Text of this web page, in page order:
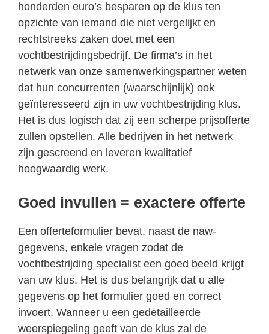
honderden euro’s besparen op de klus ten
opzichte van iemand die niet vergelijkt en
rechtstreeks zaken doet met een
vochtbestrijdingsbedrijf. De firma’s in het
netwerk van onze samenwerkingspartner weten
dat hun concurrenten (waarschijnlijk) ook
geïnteresseerd zijn in uw vochtbestrijding klus.
Het is dus logisch dat zij een scherpe prijsofferte
zullen opstellen. Alle bedrijven in het netwerk
zijn gescreend en leveren kwalitatief
hoogwaardig werk.
Goed invullen = exactere offerte
Een offerteformulier bevat, naast de naw-
gegevens, enkele vragen zodat de
vochtbestrijding specialist een goed beeld krijgt
van uw klus. Het is dus belangrijk dat u alle
gegevens op het formulier goed en correct
invoert. Wanneer u een gedetailleerde
weerspiegeling geeft van de klus zal de